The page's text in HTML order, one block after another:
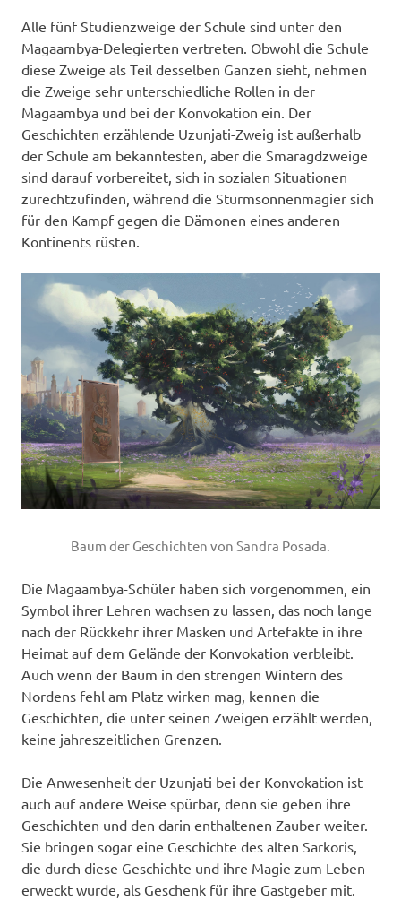
Alle fünf Studienzweige der Schule sind unter den
Magaambya-Delegierten vertreten. Obwohl die Schule
diese Zweige als Teil desselben Ganzen sieht, nehmen
die Zweige sehr unterschiedliche Rollen in der
Magaambya und bei der Konvokation ein. Der
Geschichten erzählende Uzunjati-Zweig ist außerhalb
der Schule am bekanntesten, aber die Smaragdzweige
sind darauf vorbereitet, sich in sozialen Situationen
zurechtzufinden, während die Sturmsonnenmagier sich
für den Kampf gegen die Dämonen eines anderen
Kontinents rüsten.
Baum der Geschichten von Sandra Posada.
Die Magaambya-Schüler haben sich vorgenommen, ein
Symbol ihrer Lehren wachsen zu lassen, das noch lange
nach der Rückkehr ihrer Masken und Artefakte in ihre
Heimat auf dem Gelände der Konvokation verbleibt.
Auch wenn der Baum in den strengen Wintern des
Nordens fehl am Platz wirken mag, kennen die
Geschichten, die unter seinen Zweigen erzählt werden,
keine jahreszeitlichen Grenzen.
Die Anwesenheit der Uzunjati bei der Konvokation ist
auch auf andere Weise spürbar, denn sie geben ihre
Geschichten und den darin enthaltenen Zauber weiter.
Sie bringen sogar eine Geschichte des alten Sarkoris,
die durch diese Geschichte und ihre Magie zum Leben
erweckt wurde, als Geschenk für ihre Gastgeber mit.